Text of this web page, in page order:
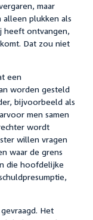
maar
alleen plukken als
heeft ontvangen,
Dat zou niet
een
worden gesteld
bijvoorbeeld als
men samen
wordt
willen vragen
waar de grens
die hoofdelijke
Het